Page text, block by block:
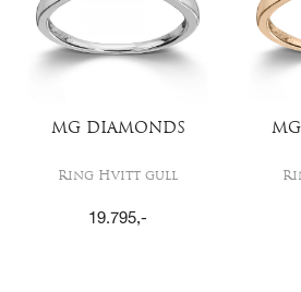
MG DIAMONDS
Ring Hvitt gull
19.795,-